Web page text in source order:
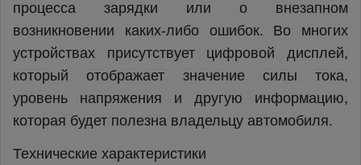
процесса зарядки или о внезапном
возникновении каких-либо ошибок. Во многих
устройствах присутствует цифровой дисплей,
который отображает значение силы тока,
уровень напряжения и другую информацию,
которая будет полезна владельцу автомобиля.
Технические характеристики